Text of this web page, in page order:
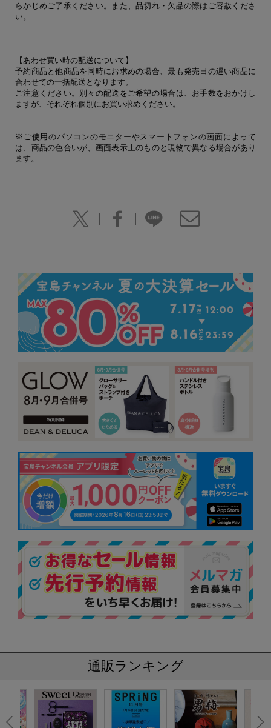
らかじめご了承ください。また、品切れ・欠品の際はご容赦くださ
い。
【あわせ買い時の配送について】
予約商品と他商品を同時にお求めの場合、最も発売日の遅い商品に
合わせての一括配送となります。
ご注意ください。別々の配送をご希望の場合は、お手数をおかけし
ますが、それぞれ個別にお買い求めください。
※ご使用のパソコンのモニターやスマートフォンの画面によって
は、商品の色合いが、画面表示上のものと現物で異なる場合があり
ます。
通販ランキング